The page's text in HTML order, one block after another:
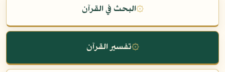
۞البحث في القرآن
۞تفسير القرآن